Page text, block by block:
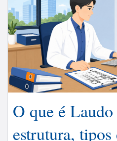
O que é
estrutura, tipos